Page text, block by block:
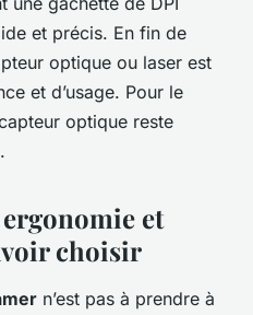
et précis. En fin de
optique ou laser est
et d’usage. Pour le
optique reste
et
choisir
n’est pas à prendre à